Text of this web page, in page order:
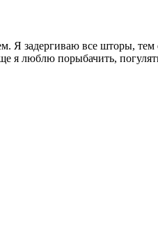
Я задергиваю все шторы,
люблю порыбачить,